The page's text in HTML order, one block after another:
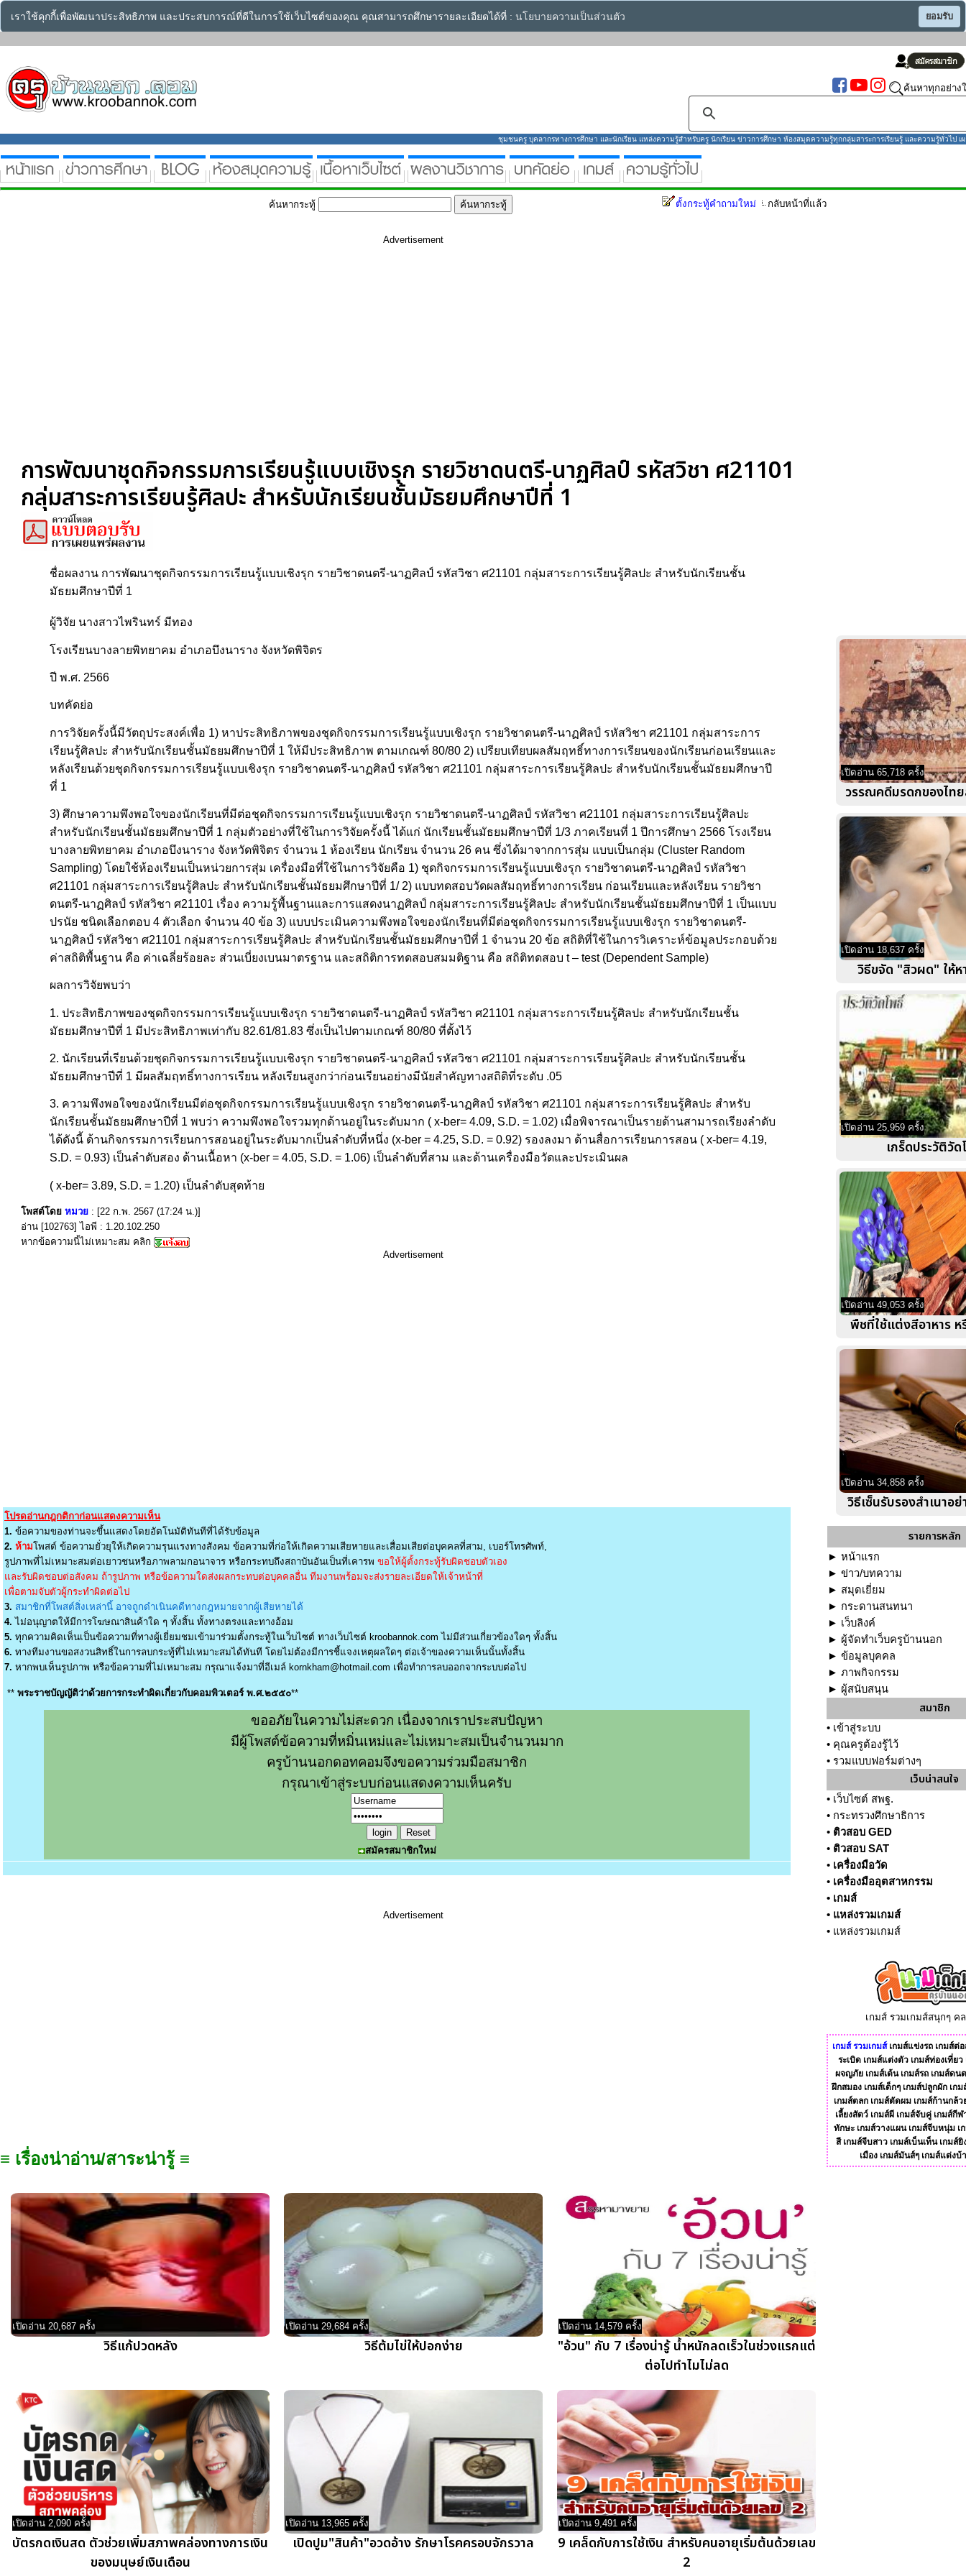
เราใช้คุกกี้เพื่อพัฒนาประสิทธิภาพ และประสบการณ์ที่ดีในการใช้เว็บไซต์ของคุณ คุณสามารถศึกษารายละเอียดได้ที่ : นโยบายความเป็นส่วนตัว ยอมรับ
ค้นหาทุกอย่าง
ชุมชนครู บุคลากรทางการศึกษา และนักเรียน แหล่งความรู้สำหรับครู นักเรียน ข่าวการศึกษา ห้องสมุดความรู้ทุกกลุ่มสาระการเรียนรู้ และความรู้ทั่วไป เ
ค้นหากระทู้ ตั้งกระทู้คำถามใหม่ กลับหน้าที่แล้ว
Advertisement
การพัฒนาชุดกิจกรรมการเรียนรู้แบบเชิงรุก รายวิชาดนตรี-นาฏศิลป์ รหัสวิชา ศ21101
กลุ่มสาระการเรียนรู้ศิลปะ สำหรับนักเรียนชั้นมัธยมศึกษาปีที่ 1
ชื่อผลงาน การพัฒนาชุดกิจกรรมการเรียนรู้แบบเชิงรุก รายวิชาดนตรี-นาฏศิลป์ รหัสวิชา ศ21101 กลุ่มสาระการเรียนรู้ศิลปะ สำหรับนักเรียนชั้น
มัธยมศึกษาปีที่ 1
ผู้วิจัย นางสาวไพรินทร์ มีทอง
โรงเรียนบางลายพิทยาคม อำเภอบึงนาราง จังหวัดพิจิตร
ปี พ.ศ. 2566
บทคัดย่อ
การวิจัยครั้งนี้มีวัตถุประสงค์เพื่อ 1) หาประสิทธิภาพของชุดกิจกรรมการเรียนรู้แบบเชิงรุก รายวิชาดนตรี-นาฏศิลป์ รหัสวิชา ศ21101 กลุ่มสาระการ
เรียนรู้ศิลปะ สำหรับนักเรียนชั้นมัธยมศึกษาปีที่ 1 ให้มีประสิทธิภาพ ตามเกณฑ์ 80/80 2) เปรียบเทียบผลสัมฤทธิ์ทางการเรียนของนักเรียนก่อนเรียนและ
หลังเรียนด้วยชุดกิจกรรมการเรียนรู้แบบเชิงรุก รายวิชาดนตรี-นาฏศิลป์ รหัสวิชา ศ21101 กลุ่มสาระการเรียนรู้ศิลปะ สำหรับนักเรียนชั้นมัธยมศึกษาปี
ที่ 1
3) ศึกษาความพึงพอใจของนักเรียนที่มีต่อชุดกิจกรรมการเรียนรู้แบบเชิงรุก รายวิชาดนตรี-นาฏศิลป์ รหัสวิชา ศ21101 กลุ่มสาระการเรียนรู้ศิลปะ
สำหรับนักเรียนชั้นมัธยมศึกษาปีที่ 1 กลุ่มตัวอย่างที่ใช้ในการวิจัยครั้งนี้ ได้แก่ นักเรียนชั้นมัธยมศึกษาปีที่ 1/3 ภาคเรียนที่ 1 ปีการศึกษา 2566 โรงเรียน
บางลายพิทยาคม อำเภอบึงนาราง จังหวัดพิจิตร จำนวน 1 ห้องเรียน นักเรียน จำนวน 26 คน ซึ่งได้มาจากการสุ่ม แบบเป็นกลุ่ม (Cluster Random
Sampling) โดยใช้ห้องเรียนเป็นหน่วยการสุ่ม เครื่องมือที่ใช้ในการวิจัยคือ 1) ชุดกิจกรรมการเรียนรู้แบบเชิงรุก รายวิชาดนตรี-นาฏศิลป์ รหัสวิชา
ศ21101 กลุ่มสาระการเรียนรู้ศิลปะ สำหรับนักเรียนชั้นมัธยมศึกษาปีที่ 1/ 2) แบบทดสอบวัดผลสัมฤทธิ์ทางการเรียน ก่อนเรียนและหลังเรียน รายวิชา
ดนตรี-นาฏศิลป์ รหัสวิชา ศ21101 เรื่อง ความรู้พื้นฐานและการแสดงนาฏศิลป์ กลุ่มสาระการเรียนรู้ศิลปะ สำหรับนักเรียนชั้นมัธยมศึกษาปีที่ 1 เป็นแบบ
ปรนัย ชนิดเลือกตอบ 4 ตัวเลือก จำนวน 40 ข้อ 3) แบบประเมินความพึงพอใจของนักเรียนที่มีต่อชุดกิจกรรมการเรียนรู้แบบเชิงรุก รายวิชาดนตรี-
นาฏศิลป์ รหัสวิชา ศ21101 กลุ่มสาระการเรียนรู้ศิลปะ สำหรับนักเรียนชั้นมัธยมศึกษาปีที่ 1 จำนวน 20 ข้อ สถิติที่ใช้ในการวิเคราะห์ข้อมูลประกอบด้วย
ค่าสถิติพื้นฐาน คือ ค่าเฉลี่ยร้อยละ ส่วนเบี่ยงเบนมาตรฐาน และสถิติการทดสอบสมมติฐาน คือ สถิติทดสอบ t – test (Dependent Sample)
ผลการวิจัยพบว่า
1. ประสิทธิภาพของชุดกิจกรรมการเรียนรู้แบบเชิงรุก รายวิชาดนตรี-นาฏศิลป์ รหัสวิชา ศ21101 กลุ่มสาระการเรียนรู้ศิลปะ สำหรับนักเรียนชั้น
มัธยมศึกษาปีที่ 1 มีประสิทธิภาพเท่ากับ 82.61/81.83 ซึ่งเป็นไปตามเกณฑ์ 80/80 ที่ตั้งไว้
2. นักเรียนที่เรียนด้วยชุดกิจกรรมการเรียนรู้แบบเชิงรุก รายวิชาดนตรี-นาฏศิลป์ รหัสวิชา ศ21101 กลุ่มสาระการเรียนรู้ศิลปะ สำหรับนักเรียนชั้น
มัธยมศึกษาปีที่ 1 มีผลสัมฤทธิ์ทางการเรียน หลังเรียนสูงกว่าก่อนเรียนอย่างมีนัยสำคัญทางสถิติที่ระดับ .05
3. ความพึงพอใจของนักเรียนมีต่อชุดกิจกรรมการเรียนรู้แบบเชิงรุก รายวิชาดนตรี-นาฏศิลป์ รหัสวิชา ศ21101 กลุ่มสาระการเรียนรู้ศิลปะ สำหรับ
นักเรียนชั้นมัธยมศึกษาปีที่ 1 พบว่า ความพึงพอใจรวมทุกด้านอยู่ในระดับมาก ( x-ber= 4.09, S.D. = 1.02) เมื่อพิจารณาเป็นรายด้านสามารถเรียงลำดับ
ได้ดังนี้ ด้านกิจกรรมการเรียนการสอนอยู่ในระดับมากเป็นลำดับที่หนึ่ง (x-ber = 4.25, S.D. = 0.92) รองลงมา ด้านสื่อการเรียนการสอน ( x-ber= 4.19,
S.D. = 0.93) เป็นลำดับสอง ด้านเนื้อหา (x-ber = 4.05, S.D. = 1.06) เป็นลำดับที่สาม และด้านเครื่องมือวัดและประเมินผล
( x-ber= 3.89, S.D. = 1.20) เป็นลำดับสุดท้าย
โพสต์โดย หมวย : [22 ก.พ. 2567 (17:24 น.)]
อ่าน [102763] ไอพี : 1.20.102.250
หากข้อความนี้ไม่เหมาะสม คลิก
Advertisement
โปรดอ่านกฎกติกาก่อนแสดงความเห็น
1. ข้อความของท่านจะขึ้นแสดงโดยอัตโนมัติทันทีที่ได้รับข้อมูล
2. ห้ามโพสต์ ข้อความยั่วยุให้เกิดความรุนแรงทางสังคม ข้อความที่ก่อให้เกิดความเสียหายและเสื่อมเสียต่อบุคคลที่สาม, เบอร์โทรศัพท์,
รูปภาพที่ไม่เหมาะสมต่อเยาวชนหรือภาพลามกอนาจาร หรือกระทบถึงสถาบันอันเป็นที่เคารพ ขอให้ผู้ตั้งกระทู้รับผิดชอบตัวเอง
และรับผิดชอบต่อสังคม ถ้ารูปภาพ หรือข้อความใดส่งผลกระทบต่อบุคคลอื่น ทีมงานพร้อมจะส่งรายละเอียดให้เจ้าหน้าที่
เพื่อตามจับตัวผู้กระทำผิดต่อไป
3. สมาชิกที่โพสต์สิ่งเหล่านี้ อาจถูกดำเนินคดีทางกฎหมายจากผู้เสียหายได้
4. ไม่อนุญาตให้มีการโฆษณาสินค้าใด ๆ ทั้งสิ้น ทั้งทางตรงและทางอ้อม
5. ทุกความคิดเห็นเป็นข้อความที่ทางผู้เยี่ยมชมเข้ามาร่วมตั้งกระทู้ในเว็บไซต์ ทางเว็บไซต์ kroobannok.com ไม่มีส่วนเกี่ยวข้องใดๆ ทั้งสิ้น
6. ทางทีมงานขอสงวนสิทธิ์ในการลบกระทู้ที่ไม่เหมาะสมได้ทันที โดยไม่ต้องมีการชี้แจงเหตุผลใดๆ ต่อเจ้าของความเห็นนั้นทั้งสิ้น
7. หากพบเห็นรูปภาพ หรือข้อความที่ไม่เหมาะสม กรุณาแจ้งมาที่อีเมล์ kornkham@hotmail.com เพื่อทำการลบออกจากระบบต่อไป
** พระราชบัญญัติว่าด้วยการกระทำผิดเกี่ยวกับคอมพิวเตอร์ พ.ศ.๒๕๕๐**
ขออภัยในความไม่สะดวก เนื่องจากเราประสบปัญหา
มีผู้โพสต์ข้อความที่หมิ่นเหม่และไม่เหมาะสมเป็นจำนวนมาก
ครูบ้านนอกดอทคอมจึงขอความร่วมมือสมาชิก
กรุณาเข้าสู่ระบบก่อนแสดงความเห็นครับ
สมัครสมาชิกใหม่
Advertisement
≡ เรื่องน่าอ่าน/สาระน่ารู้ ≡
เปิดอ่าน 20,687 ครั้ง
วิธีแก้ปวดหลัง
เปิดอ่าน 29,684 ครั้ง
วิธีต้มไข่ให้ปอกง่าย
เปิดอ่าน 14,579 ครั้ง
"อ้วน" กับ 7 เรื่องน่ารู้ น้ำหนักลดเร็วในช่วงแรกแต่
ต่อไปทำไมไม่ลด
เปิดอ่าน 2,090 ครั้ง
บัตรกดเงินสด ตัวช่วยเพิ่มสภาพคล่องทางการเงิน
ของมนุษย์เงินเดือน
เปิดอ่าน 13,965 ครั้ง
เปิดปูม"สินค้า"อวดอ้าง รักษาโรคครอบจักรวาล
เปิดอ่าน 9,491 ครั้ง
9 เคล็ดกับการใช้เงิน สำหรับคนอายุเริ่มต้นด้วยเลข
2
เปิดอ่าน 65,718 ครั้ง
วรรณคดีมรดกของไท
เปิดอ่าน 18,637 ครั้ง
วิธีขจัด "สิวผด" ให้ห
เปิดอ่าน 25,959 ครั้ง
เกร็ดประวัติวั
เปิดอ่าน 49,053 ครั้ง
พืชที่ใช้แต่งสีอาหาร ห
เปิดอ่าน 34,858 ครั้ง
วิธีเซ็นรับรองสำเนาอ
รายการหลัก
► หน้าแรก
► ข่าว/บทความ
► สมุดเยี่ยม
► กระดานสนทนา
► เว็บลิงค์
► ผู้จัดทำเว็บครูบ้านนอก
► ข้อมูลบุคคล
► ภาพกิจกรรม
► ผู้สนับสนุน
สมาชิก
• เข้าสู่ระบบ
• คุณครูต้องรู้ไว้
• รวมแบบฟอร์มต่างๆ
เว็บน่าสนใจ
• เว็บไซต์ สพฐ.
• กระทรวงศึกษาธิการ
• ติวสอบ GED
• ติวสอบ SAT
• เครื่องมือวัด
• เครื่องมืออุตสาหกรรม
• เกมส์
• แหล่งรวมเกมส์
• แหล่งรวมเกมส์
เกมส์ รวมเกมส์สนุกๆ ค
เกมส์ รวมเกมส์ เกมส์แข่งรถ เกมส์ต่อ
ระเบิด เกมส์แต่งตัว เกมส์ท่องเที่ยว
ผจญภัย เกมส์เต้น เกมส์รถ เกมส์ดน
ฝึกสมอง เกมส์เด็กๆ เกมส์ปลูกผัก เก
เกมส์ตลก เกมส์ตัดผม เกมส์ก้านกล้ว
เลี้ยงสัตว์ เกมส์ผี เกมส์จับคู่ เกมส์กีฬ
ทักษะ เกมส์วางแผน เกมส์จีบหนุ่ม เ
สี เกมส์จีบสาว เกมส์เบ็นเท็น เกมส์ยิ
เมือง เกมส์มันส์ๆ เกมส์แต่งบ้